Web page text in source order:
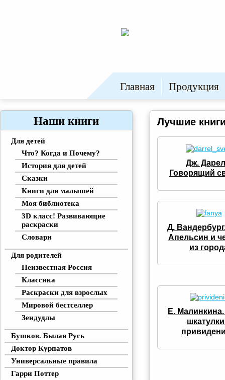
Главная Продукция
Наши книги
Для детей
Что? Когда и Почему?
История для детей
Сказки
Книги для малышей
Моя библиотека
3D класс! Развивающие
раскраски
Словари
Для родителей
Неизвестная Россия
Классика
Раскраски для взрослых
Мировой бестселлер
Зендудлы
Бушков. Былая Русь
Доктор Курпатов
Универсальные правила
Гарри Поттер
Лучшие
Дж.
Говорящий
Д.
Апельсин и
из
Е.